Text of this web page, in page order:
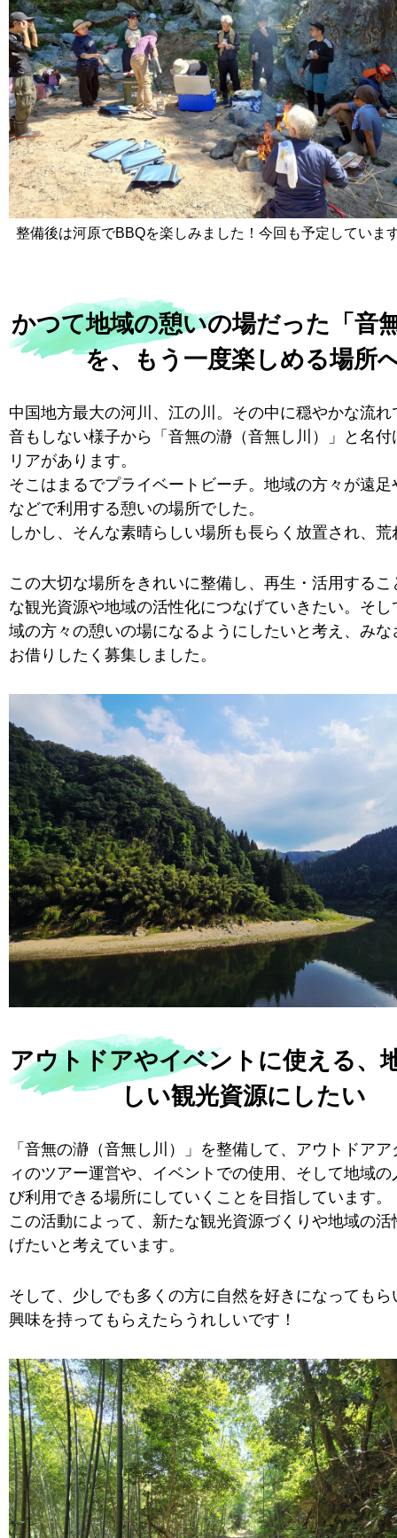
整備後は河原でBBQを楽しみました！今回も予定していま
かつて地域の憩いの場だった「音
を、もう一度楽しめる場所
中国地方最大の河川、江の川。その中に穏やかな流れ
音もしない様子から「音無の瀞（音無し川）」と名付
リアがあります。
そこはまるでプライベートビーチ。地域の方々が遠足
などで利用する憩いの場所でした。
しかし、そんな素晴らしい場所も長らく放置され、荒
この大切な場所をきれいに整備し、再生・活用するこ
な観光資源や地域の活性化につなげていきたい。そし
域の方々の憩いの場になるようにしたいと考え、みな
お借りしたく募集しました。
アウトドアやイベントに使える、
しい観光資源にしたい
「音無の瀞（音無し川）」を整備して、アウトドア
ィのツアー運営や、イベントでの使用、そして地域の
び利用できる場所にしていくことを目指しています。
この活動によって、新たな観光資源づくりや地域の活
げたいと考えています。
そして、少しでも多くの方に自然を好きになってもら
興味を持ってもらえたらうれしいです！